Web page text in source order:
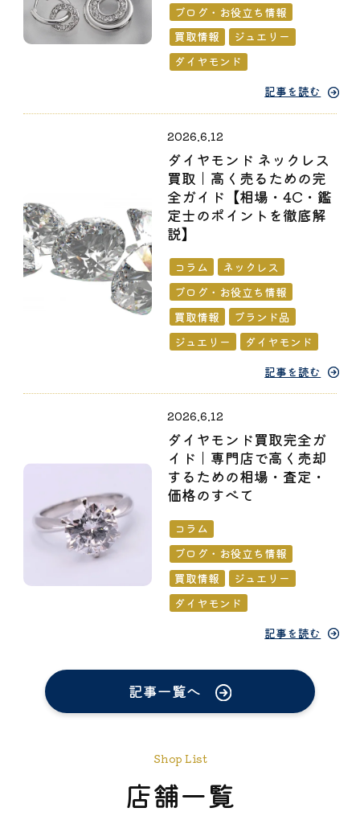
ブログ・お役立ち情報
買取情報
ジュエリー
ダイヤモンド
記事を読む
2026.6.12
ダイヤモンド ネックレス
買取｜高く売るための完
全ガイド【相場・4C・鑑
定士のポイントを徹底解
説】
コラム
ネックレス
ブログ・お役立ち情報
買取情報
ブランド品
ジュエリー
ダイヤモンド
記事を読む
2026.6.12
ダイヤモンド買取完全ガ
イド｜専門店で高く売却
するための相場・査定・
価格のすべて
コラム
ブログ・お役立ち情報
買取情報
ジュエリー
ダイヤモンド
記事を読む
記事一覧へ
Shop List
店舗一覧